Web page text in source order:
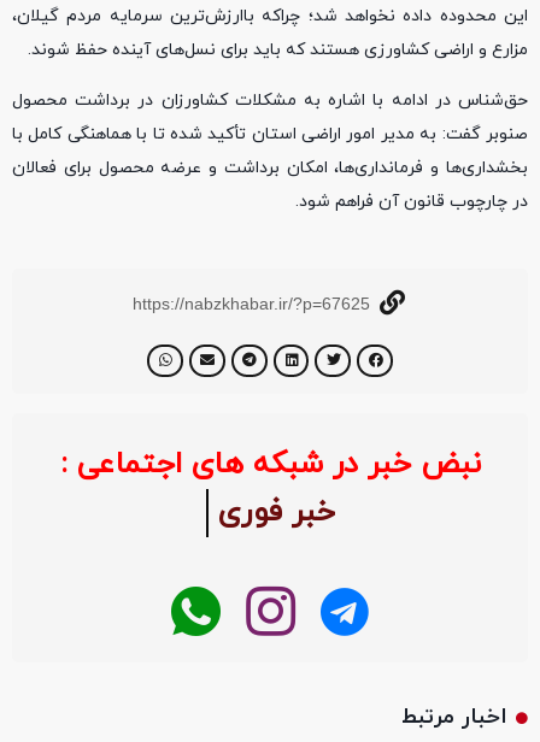
این محدوده داده نخواهد شد؛ چراکه باارزش‌ترین سرمایه مردم گیلان،
مزارع و اراضی کشاورزی هستند که باید برای نسل‌های آینده حفظ شوند.
حق‌شناس در ادامه با اشاره به مشکلات کشاورزان در برداشت محصول
صنوبر گفت: به مدیر امور اراضی استان تأکید شده تا با هماهنگی کامل با
بخشداری‌ها و فرمانداری‌ها، امکان برداشت و عرضه محصول برای فعالان
در چارچوب قانون آن فراهم شود.
https://nabzkhabar.ir/?p=67625
نبض خبر در شبکه های اجتماعی :
خبر فوری
اخبار مرتبط